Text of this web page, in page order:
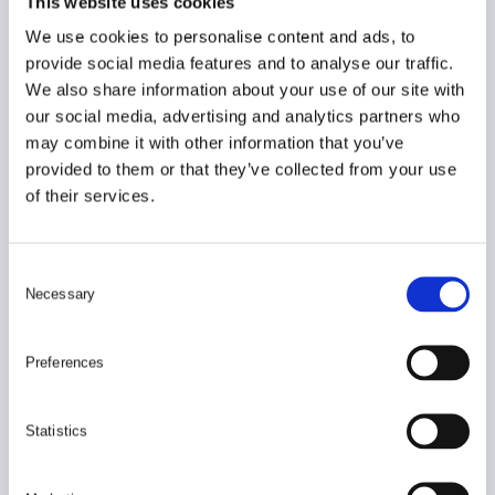
We use cookies to personalise content and ads, to
provide social media features and to analyse our traffic.
We also share information about your use of our site with
our social media, advertising and analytics partners who
may combine it with other information that you’ve
provided to them or that they’ve collected from your use
of their services.
Necessary
Preferences
Statistics